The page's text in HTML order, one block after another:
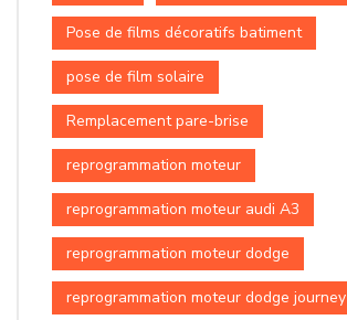
Pose de films décoratifs batiment
pose de film solaire
Remplacement pare-brise
reprogrammation moteur
reprogrammation moteur audi A3
reprogrammation moteur dodge
reprogrammation moteur dodge journey